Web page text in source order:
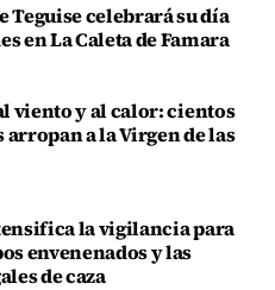
Teguise celebrará su día
en La Caleta de Famara
viento y al calor: cientos
a la Virgen de las
la vigilancia para
envenenados y las
de caza